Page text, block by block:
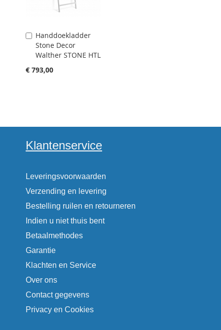
Handdoekladder
Stone Decor
Walther STONE HTL
€ 793,00
Aan
winkelwagen
toevoegen
Klantenservice
Leveringsvoorwaarden
Verzending en levering
Bestelling ruilen en retourneren
Indien u niet thuis bent
Betaalmethodes
Garantie
Klachten en Service
Over ons
Contact gegevens
Privacy en Cookies